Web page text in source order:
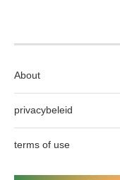
About
privacybeleid
terms of use